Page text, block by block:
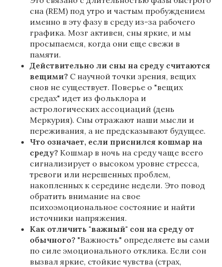
сна (REM) под утро и частым пробуждением
именно в эту фазу в среду из-за рабочего
графика. Мозг активен, сны яркие, и мы
просыпаемся, когда они еще свежи в
памяти.
Действительно ли сны на среду считаются
вещими? С научной точки зрения, вещих
снов не существует. Поверье о "вещих
средах" идет из фольклора и
астрологических ассоциаций (день
Меркурия). Сны отражают наши мысли и
переживания, а не предсказывают будущее.
Что означает, если приснился кошмар на
среду? Кошмар в ночь на среду чаще всего
сигнализирует о высоком уровне стресса,
тревоги или нерешенных проблем,
накопленных к середине недели. Это повод
обратить внимание на свое
психоэмоциональное состояние и найти
источники напряжения.
Как отличить "важный" сон на среду от
обычного? "Важность" определяете вы сами
по силе эмоционального отклика. Если сон
вызвал яркие, стойкие чувства (страх,